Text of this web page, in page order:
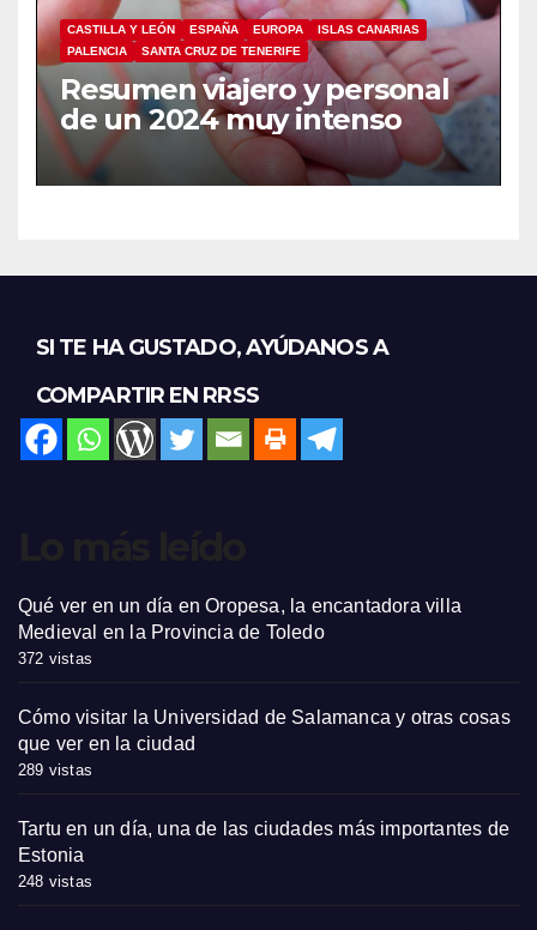
CASTILLA Y LEÓN ESPAÑA EUROPA
ISLAS CANARIAS
PALENCIA
SANTA CRUZ DE TENERIFE
Resumen viajero y personal
de un 2024 muy intenso
SI TE HA GUSTADO, AYÚDANOS A
COMPARTIR EN RRSS
Qué ver en un día en Oropesa, la encantadora villa
Medieval en la Provincia de Toledo
372 vistas
Cómo visitar la Universidad de Salamanca y otras cosas
que ver en la ciudad
289 vistas
Tartu en un día, una de las ciudades más importantes de
Estonia
248 vistas